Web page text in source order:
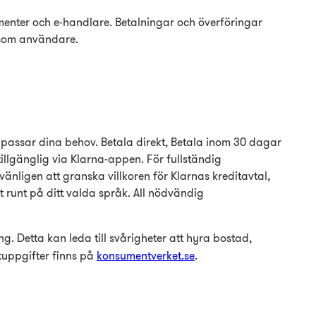
och e-handlare. Betalningar och överföringar
användare.
dina behov. Betala direkt, Betala inom 30 dagar
via Klarna-appen. För fullständig
att granska villkoren för Klarnas kreditavtal,
runt på ditt valda språk. All nödvändig
Detta kan leda till svårigheter att hyra bostad,
finns på konsumentverket.se.